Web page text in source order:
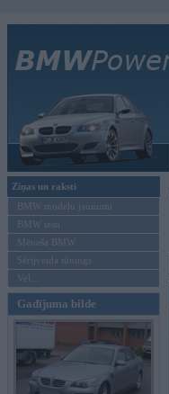
Ziņas un raksti
BMW modeļu jaunumi
BMW testi
Mēneša BMW
Sērijveida tūnings
Vel...
Gadījuma bilde